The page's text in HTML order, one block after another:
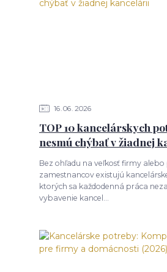
16 06 2026
TOP 10 kancelárskych
nesmú chýbať v žiadnej
Bez ohľadu na veľkosť firmy alebo
zamestnancov existujú
ktorých sa každodenná práca
vybavenie kancel...